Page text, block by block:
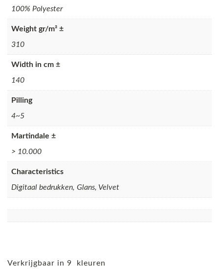
100% Polyester
Weight gr/m² ±
310
Width in cm ±
140
Pilling
4~5
Martindale ±
> 10.000
Characteristics
Digitaal bedrukken, Glans, Velvet
Verkrijgbaar in 9 kleuren